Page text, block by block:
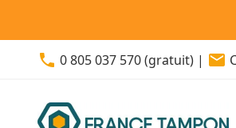
phone 0 805 037 570 (gratuit) | email